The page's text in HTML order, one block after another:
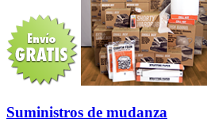
Suministros de mudanza